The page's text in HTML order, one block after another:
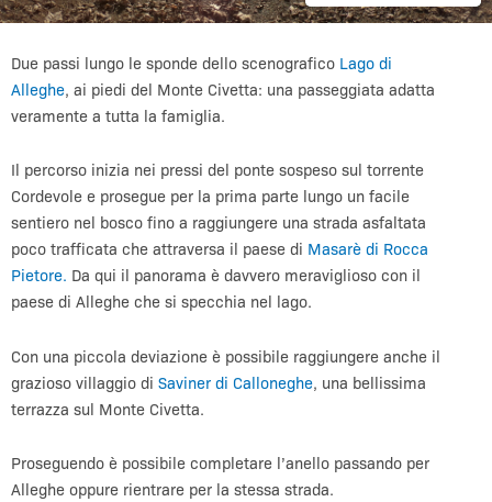
Due passi lungo le sponde dello scenografico Lago di
Alleghe, ai piedi del Monte Civetta: una passeggiata adatta
veramente a tutta la famiglia.
Il percorso inizia nei pressi del ponte sospeso sul torrente
Cordevole e prosegue per la prima parte lungo un facile
sentiero nel bosco fino a raggiungere una strada asfaltata
poco trafficata che attraversa il paese di Masarè di Rocca
Pietore. Da qui il panorama è davvero meraviglioso con il
paese di Alleghe che si specchia nel lago.
Con una piccola deviazione è possibile raggiungere anche il
grazioso villaggio di Saviner di Calloneghe, una bellissima
terrazza sul Monte Civetta.
Proseguendo è possibile completare l’anello passando per
Alleghe oppure rientrare per la stessa strada.